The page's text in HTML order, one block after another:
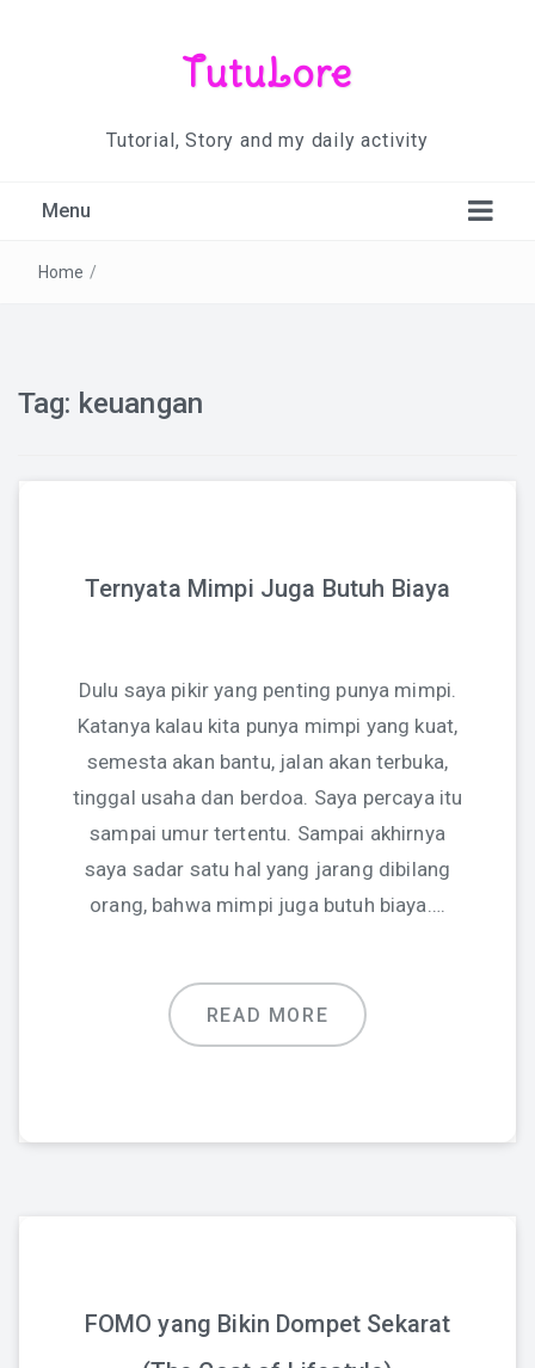
TutuLore
Tutorial, Story and my daily activity
Menu
Home /
Tag: keuangan
Ternyata Mimpi Juga Butuh Biaya
Dulu saya pikir yang penting punya mimpi.
Katanya kalau kita punya mimpi yang kuat,
semesta akan bantu, jalan akan terbuka,
tinggal usaha dan berdoa. Saya percaya itu
sampai umur tertentu. Sampai akhirnya
saya sadar satu hal yang jarang dibilang
orang, bahwa mimpi juga butuh biaya….
READ MORE
FOMO yang Bikin Dompet Sekarat